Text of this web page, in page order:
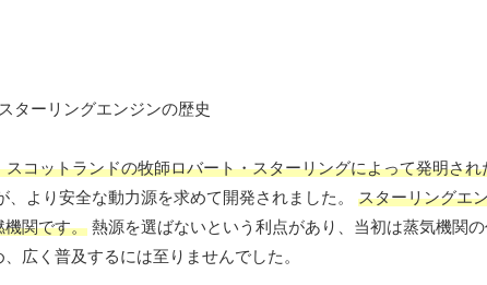
コットランドの牧師ロバート・スターリングによって発明さ
より安全な動力源を求めて開発されました。 スターリングエ
機関です。 熱源を選ばないという利点があり、当初は蒸気機関の
広く普及するには至りませんでした。